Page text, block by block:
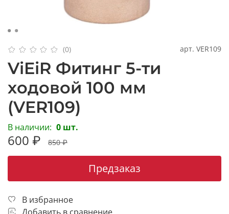
(0) арт. VER109
ViEiR Фитинг 5-ти
ходовой 100 мм
(VER109)
В наличии: 0 шт.
600 ₽ 850 ₽
Предзаказ
В избранное